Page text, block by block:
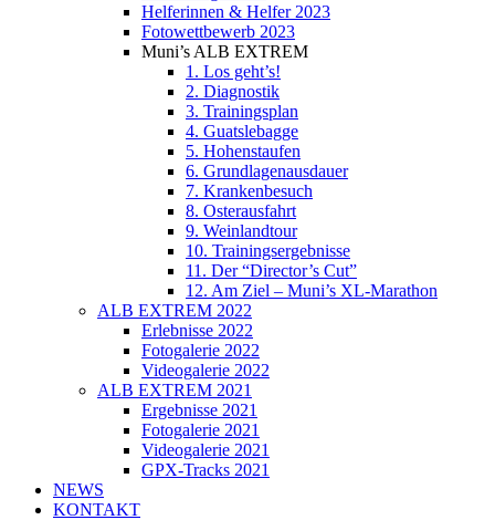
Helferinnen & Helfer 2023
Fotowettbewerb 2023
Muni’s ALB EXTREM
1. Los geht’s!
2. Diagnostik
3. Trainingsplan
4. Guatslebagge
5. Hohenstaufen
6. Grundlagenausdauer
7. Krankenbesuch
8. Osterausfahrt
9. Weinlandtour
10. Trainingsergebnisse
11. Der “Director’s Cut”
12. Am Ziel – Muni’s XL-Marathon
ALB EXTREM 2022
Erlebnisse 2022
Fotogalerie 2022
Videogalerie 2022
ALB EXTREM 2021
Ergebnisse 2021
Fotogalerie 2021
Videogalerie 2021
GPX-Tracks 2021
NEWS
KONTAKT